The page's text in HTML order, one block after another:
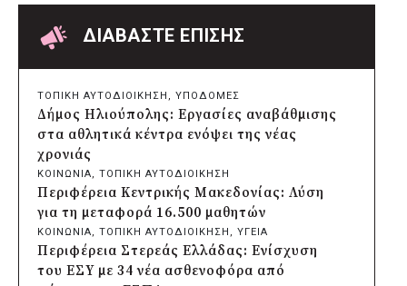
δολιοφθορά σε δύο ξεραμένα δέντρα στην
οδό Βενιζέλου
πριν από 17 ώρες
Χαρδαλιάς: Ψηφιακό Παρατηρητήριο για
την παρακολούθηση των 352 έργων της
Αττικής
πριν από 18 ώρες
Δήμος Ηρακλείου Αττικής: Συμβάσεις
645.000 ευρώ για τη φροντίδα των
αδέσποτων ζώων
πριν από 2 μέρες
Περιφέρεια Θεσσαλίας: Νέος
ιατροτεχνολογικός εξοπλισμός και
ΔΙΑΒΑΣΤΕ ΕΠΙΣΗΣ
ΤΟΠΙΚΗ ΑΥΤΟΔΙΟΙΚΗΣΗ , ΥΠΟΔΟΜΕΣ
Δήμος Ηλιούπολης: Εργασίες αναβάθμισης
στα αθλητικά κέντρα ενόψει της νέας
χρονιάς
ΚΟΙΝΩΝΙΑ, ΤΟΠΙΚΗ ΑΥΤΟΔΙΟΙΚΗΣΗ
Περιφέρεια Κεντρικής Μακεδονίας: Λύση
για τη μεταφορά 16.500 μαθητών
ΚΟΙΝΩΝΙΑ, ΤΟΠΙΚΗ ΑΥΤΟΔΙΟΙΚΗΣΗ , ΥΓΕΙΑ
Περιφέρεια Στερεάς Ελλάδας: Ενίσχυση
του ΕΣΥ με 34 νέα ασθενοφόρα από